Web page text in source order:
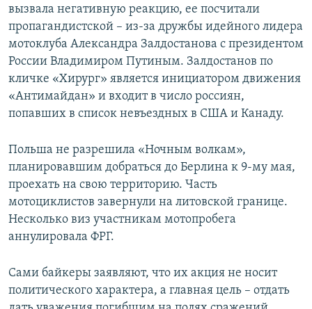
вызвала негативную реакцию, ее посчитали
пропагандистской – из-за дружбы идейного лидера
мотоклуба Александра Залдостанова с президентом
России Владимиром Путиным. Залдостанов по
кличке «Хирург» является инициатором движения
«Антимайдан» и входит в число россиян,
попавших в список невъездных в США и Канаду.
Польша не разрешила «Ночным волкам»,
планировавшим добраться до Берлина к 9-му мая,
проехать на свою территорию. Часть
мотоциклистов завернули на литовской границе.
Несколько виз участникам мотопробега
аннулировала ФРГ.
Сами байкеры заявляют, что их акция не носит
политического характера, а главная цель – отдать